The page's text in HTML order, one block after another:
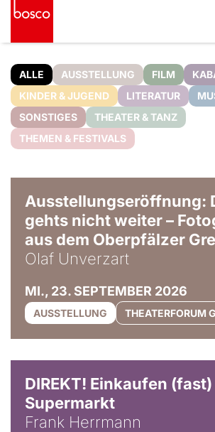
ALLE AUSSTELLUNG FILM
KINDER & JUGEND
LITERATUR
SONSTIGES
THEATER & TANZ
THEMEN & FESTIVALS
Ausstellungseröffnung:
gehts nicht weiter –
aus dem Oberpfälzer
Olaf Unverzart
MI., 23. SEPTEMBER 2026
AUSSTELLUNG THEATERFORUM
DIREKT! Einkaufen
Supermarkt
Frank Herrmann